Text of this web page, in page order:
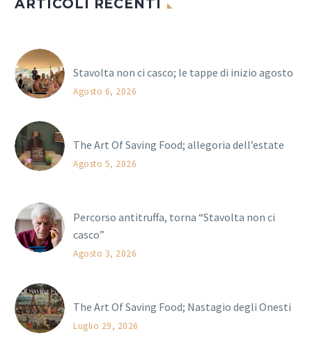
ARTICOLI RECENTI
Stavolta non ci casco; le tappe di inizio agosto
Agosto 6, 2026
The Art Of Saving Food; allegoria dell’estate
Agosto 5, 2026
Percorso antitruffa, torna “Stavolta non ci
casco”
Agosto 3, 2026
The Art Of Saving Food; Nastagio degli Onesti
Luglio 29, 2026